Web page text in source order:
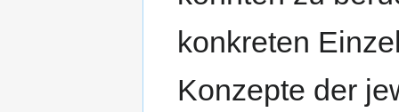
konkreten
Konzepte der